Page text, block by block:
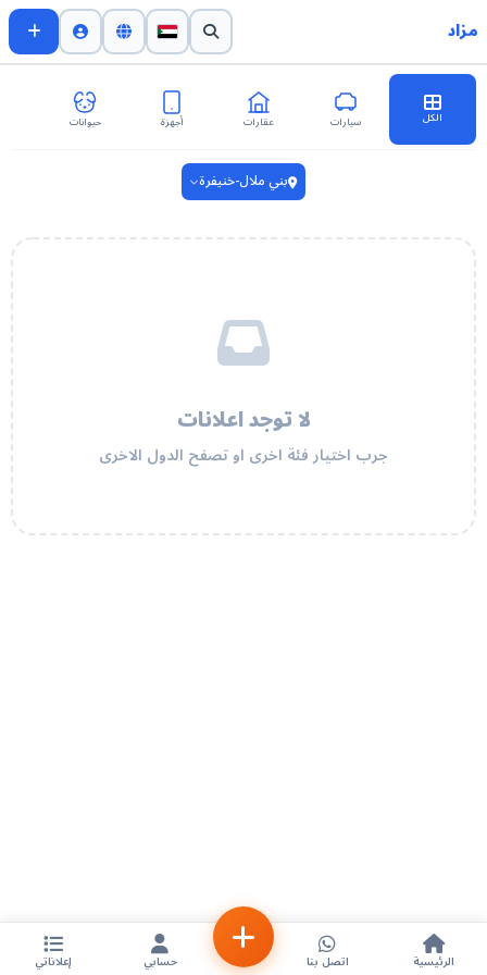
مزاد
الكل سيارات عقارات أجهزة حيوانات
بني ملال-خنيفرة
لا توجد اعلانات
جرب اختيار فئة اخرى او تصفح الدول الاخرى
الرئيسية اتصل بنا حسابي إعلاناتي